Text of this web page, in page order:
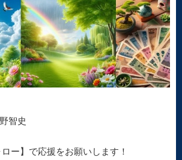
智史
ロー】で応援をお願いします！